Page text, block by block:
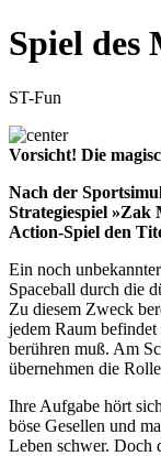
Spiel des
ST-Fun
Vorsicht! Die
Nach der
Strategiespiel »Zak
Action-Spiel den
Ein noch
Spaceball durch die
Zu diesem Zweck
jedem Raum
berühren muß. Am
übernehmen die
Ihre Aufgabe hört
böse Gesellen und
Leben schwer. Doch